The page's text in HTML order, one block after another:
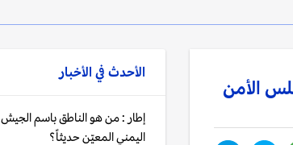
الأمن
الأحدث في الأخبار
إطار : من هو الناطق باسم الجيش
اليمني المعيّن حديثاً؟